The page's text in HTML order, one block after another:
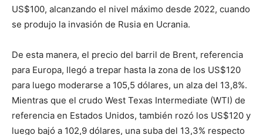
US$100, alcanzando el nivel máximo desde 2022, cuando
se produjo la invasión de Rusia en Ucrania.
De esta manera, el precio del barril de Brent, referencia
para Europa, llegó a trepar hasta la zona de los US$120
para luego moderarse a 105,5 dólares, un alza del 13,8%.
Mientras que el crudo West Texas Intermediate (WTI) de
referencia en Estados Unidos, también rozó los US$120 y
luego bajó a 102,9 dólares, una suba del 13,3% respecto